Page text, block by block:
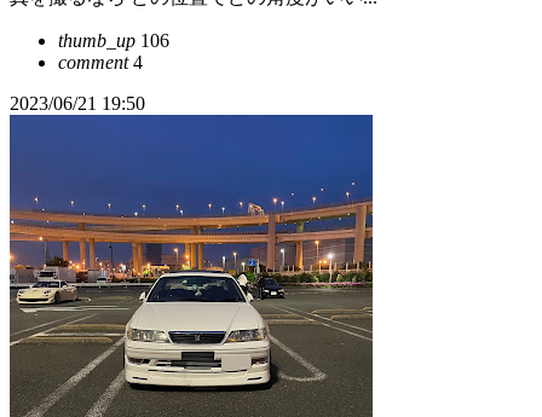
thumb_up 106
comment4
2023/06/21 19:50